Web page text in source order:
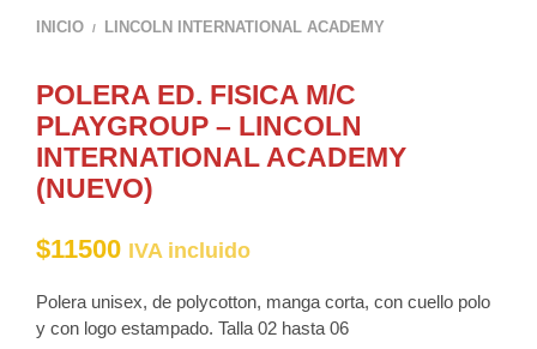
INICIO / LINCOLN INTERNATIONAL ACADEMY
POLERA ED. FISICA M/C
PLAYGROUP – LINCOLN
INTERNATIONAL ACADEMY
(NUEVO)
$11500 IVA incluido
Polera unisex, de polycotton, manga corta, con cuello polo
y con logo estampado. Talla 02 hasta 06